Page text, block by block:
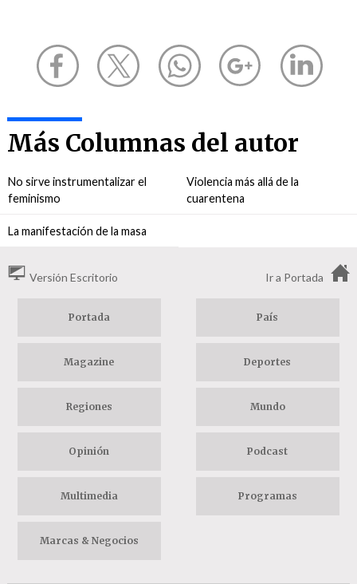
Más Columnas del autor
No sirve instrumentalizar el
feminismo
Violencia más allá de la
cuarentena
La manifestación de la masa
Versión Escritorio Ir a Portada
Portada País
Magazine Deportes
Regiones Mundo
Opinión Podcast
Multimedia Programas
Marcas & Negocios